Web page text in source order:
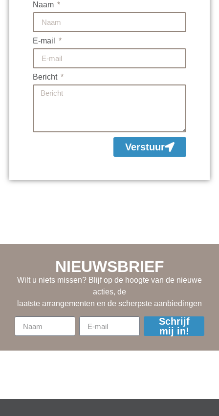
Naam
E-mail
Bericht
Verstuur
NIEUWSBRIEF
Wilt u niets missen? Blijf op de hoogte van de nieuwe
acties, de
laatste arrangementen en de scherpste aanbiedingen
Schrijf
mij in!